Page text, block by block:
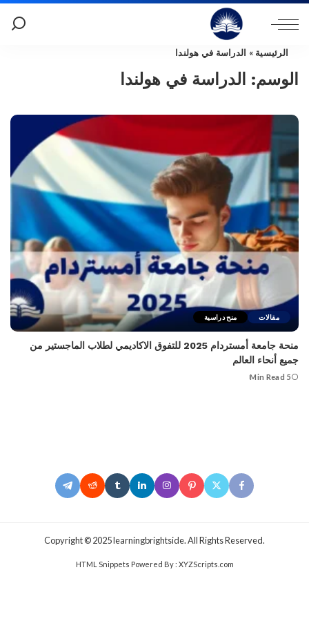
الرئيسية » الدراسة في هولندا
الوسم: الدراسة في هولندا
مقالات منح دراسية
منحة جامعة أمستردام 2025 للتفوق الاكاديمي لطلاب الماجستير من
جميع أنحاء العالم
5 Min Read
.Copyright © 2025 learningbrightside. All Rights Reserved
HTML Snippets Powered By : XYZScripts.com